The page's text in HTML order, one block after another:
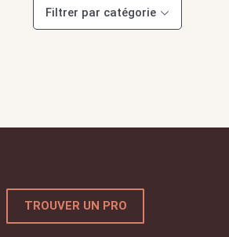
Filtrer par catégorie
TROUVER UN PRO